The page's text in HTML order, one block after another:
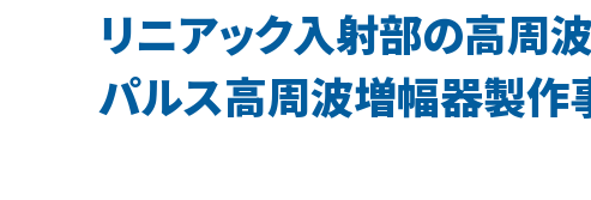
リニアック入射部の高周
パルス高周波増幅器製作